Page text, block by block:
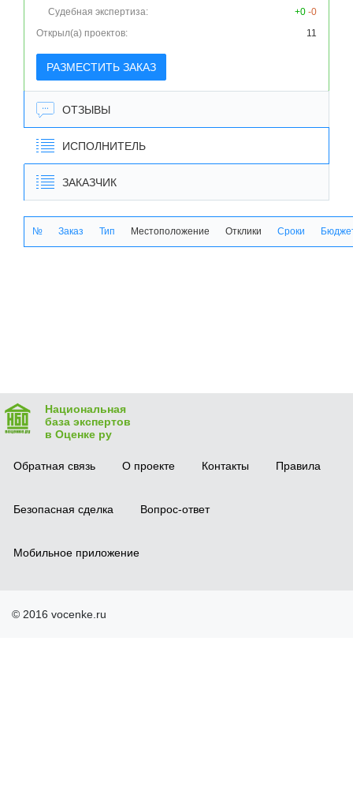
Судебная экспертиза:
+0 -0
Открыл(а) проектов:
11
РАЗМЕСТИТЬ ЗАКАЗ
ОТЗЫВЫ
ИСПОЛНИТЕЛЬ
ЗАКАЗЧИК
№ Заказ Тип Местоположение Отклики Сроки
Национальная
база экспертов
в Оценке ру
Обратная связь О проекте Контакты Правила
Безопасная сделка Вопрос-ответ
Мобильное приложение
© 2016 vocenke.ru